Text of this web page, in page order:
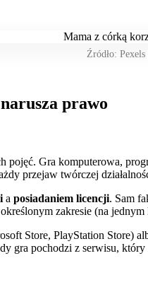
Źródło:
prawo
Gra komputerowa,
przejaw twórczej
a posiadaniem licencji. Sam
zakresie (na
Store, PlayStation
gra pochodzi z serwisu, który